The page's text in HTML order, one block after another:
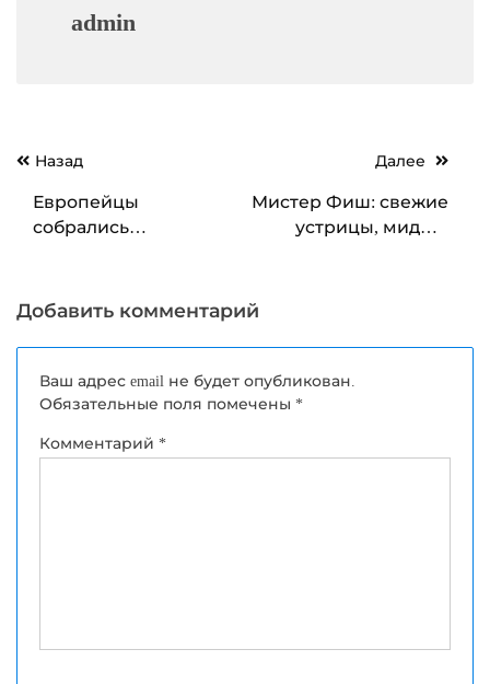
admin
Навигация
записям
Назад
Европейцы
собрались
Далее
Мистер Фиш: свежие
устрицы, мидии,
Добавить комментарий
Ваш адрес email не будет опубликован.
Обязательные поля помечены *
Комментарий *